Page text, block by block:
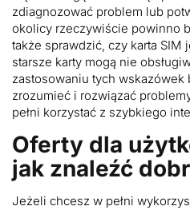
zdiagnozować problem lub
okolicy rzeczywiście powinno
także sprawdzić, czy karta SIM
starsze karty mogą nie
zastosowaniu tych
zrozumieć i rozwiązać
pełni korzystać z szybkiego
Oferty dla
jak znaleźć
Jeżeli chcesz w pełni